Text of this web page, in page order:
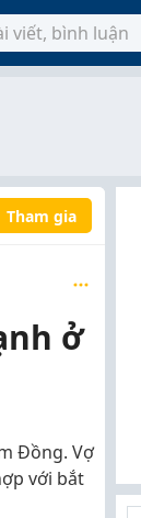
Tham gia
ở
Đồng. Vợ
với bắt